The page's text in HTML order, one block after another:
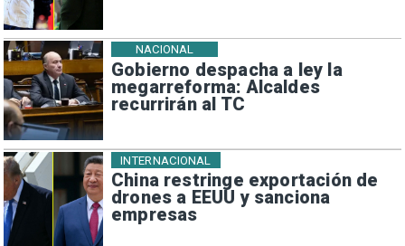
Gobierno despacha a ley la
megarreforma: Alcaldes
recurrirán al TC
NACIONAL
China restringe exportación de
drones a EEUU y sanciona
empresas
INTERNACIONAL